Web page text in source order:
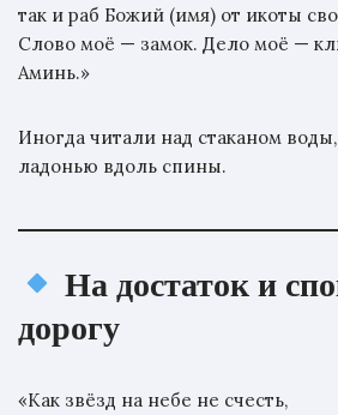
так и раб Божий (имя) от икоты
Слово моё — замок. Дело моё —
Аминь.»
Иногда читали над стаканом
ладонью вдоль спины.
На достаток и
дорогу
«Как звёзд на небе не счесть,